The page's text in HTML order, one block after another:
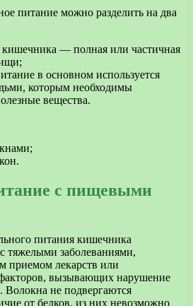
питание можно разделить на два
кишечника — полная или частичная
в основном используется
которым необходимы
вещества.
с пищевыми
питания кишечника
тяжелыми заболеваниями,
приемом лекарств или
вызывающих нарушение
не подвергаются
от белков, из них невозможно